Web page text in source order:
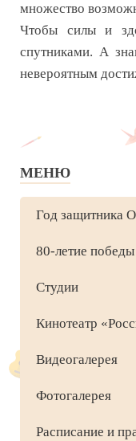
множество
Чтобы силы и
спутниками. А
невероятным
МЕНЮ
Год защитника
80-летие
Студии
Кинотеатр
Видеогалерея
Фотогалерея
Расписание и